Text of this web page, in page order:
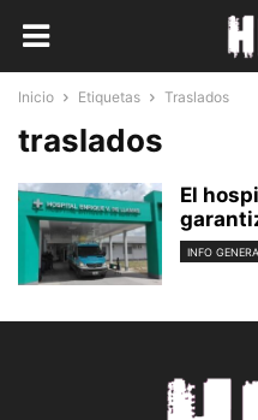
Inicio Etiquetas Traslados
traslados
El
INFO